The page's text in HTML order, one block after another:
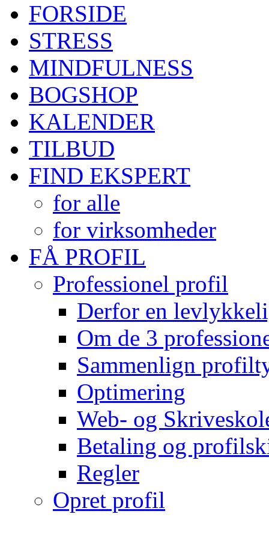
FORSIDE
STRESS
MINDFULNESS
BOGSHOP
KALENDER
TILBUD
FIND EKSPERT
for alle
for virksomheder
FÅ PROFIL
Professionel profil
Derfor en
Om de 3
Sammenlign
Optimering
Web- og
Betaling og
Regler
Opret profil